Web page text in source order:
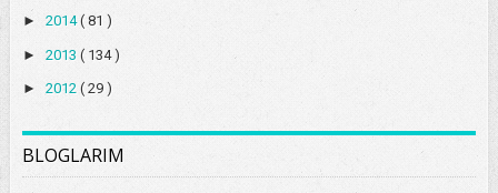
► 2014( 81 )
► 2013 ( 134 )
► 2012 ( 29 )
BLOGLARIM